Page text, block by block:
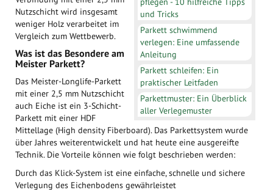
und Tricks
Parkett schwimmend
verlegen: Eine umfassende
Anleitung
Parkett schleifen: Ein
praktischer Leitfaden
Parkettmuster: Ein Überblick
aller Verlegemuster
Nutzschicht wird insgesamt
weniger Holz verarbeitet im
Vergleich zum Wettbewerb.
Was ist das Besondere am
Meister Parkett?
Das Meister-Longlife-Parkett
mit einer 2,5 mm Nutzschicht
auch Eiche ist ein 3-Schicht-
Parkett mit einer HDF
Mittellage (High density Fiberboard). Das Parkettsystem wurde
über Jahres weiterentwickelt und hat heute eine ausgereifte
Technik. Die Vorteile können wie folgt beschrieben werden:
Durch das Klick-System ist eine einfache, schnelle und sichere
Verlegung des Eichenbodens gewährleistet